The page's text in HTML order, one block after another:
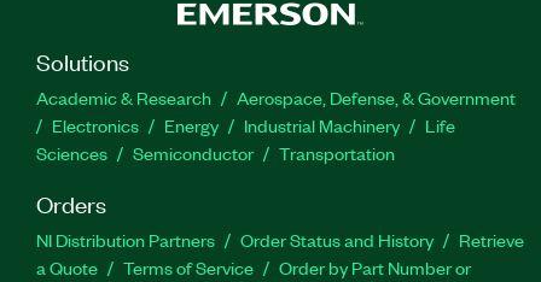
Solutions
Academic & Research
Aerospace, Defense, & Government
Electronics
Energy Industrial Machinery
Life
Sciences
Semiconductor Transportation
Orders
NI Distribution Partners Order Status and History
Retrieve
a Quote
Terms of Service
Order by Part Number or